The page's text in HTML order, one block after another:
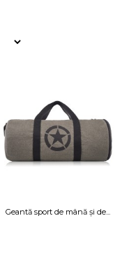
Geantă sport de mână și de...